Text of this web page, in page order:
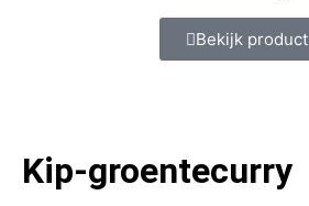
Bekijk product
Kip-groentecurry